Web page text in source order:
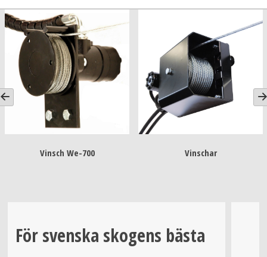
We-700
För svenska skogens bästa